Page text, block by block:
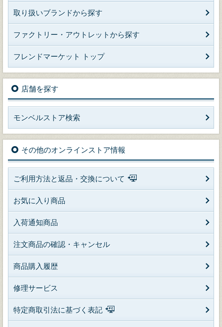
取り扱いブランドから探す
ファクトリー・アウトレットから探す
フレンドマーケット トップ
店舗を探す
モンベルストア検索
その他のオンラインストア情報
ご利用方法と返品・交換について
お気に入り商品
入荷通知商品
注文商品の確認・キャンセル
商品購入履歴
修理サービス
特定商取引法に基づく表記